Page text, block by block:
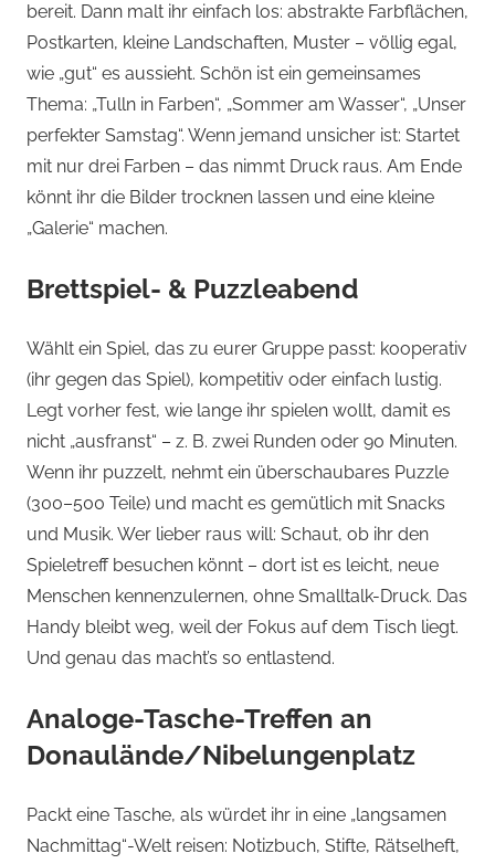
bereit. Dann malt ihr einfach los: abstrakte Farbflächen,
Postkarten, kleine Landschaften, Muster – völlig egal,
wie „gut“ es aussieht. Schön ist ein gemeinsames
Thema: „Tulln in Farben“, „Sommer am Wasser“, „Unser
perfekter Samstag“. Wenn jemand unsicher ist: Startet
mit nur drei Farben – das nimmt Druck raus. Am Ende
könnt ihr die Bilder trocknen lassen und eine kleine
„Galerie“ machen.
Brettspiel- & Puzzleabend
Wählt ein Spiel, das zu eurer Gruppe passt: kooperativ
(ihr gegen das Spiel), kompetitiv oder einfach lustig.
Legt vorher fest, wie lange ihr spielen wollt, damit es
nicht „ausfranst“ – z. B. zwei Runden oder 90 Minuten.
Wenn ihr puzzelt, nehmt ein überschaubares Puzzle
(300–500 Teile) und macht es gemütlich mit Snacks
und Musik. Wer lieber raus will: Schaut, ob ihr den
Spieletreff besuchen könnt – dort ist es leicht, neue
Menschen kennenzulernen, ohne Smalltalk-Druck. Das
Handy bleibt weg, weil der Fokus auf dem Tisch liegt.
Und genau das macht’s so entlastend.
Analoge-Tasche-Treffen an
Donaulände/Nibelungenplatz
Packt eine Tasche, als würdet ihr in eine „langsamen
Nachmittag“-Welt reisen: Notizbuch, Stifte, Rätselheft,